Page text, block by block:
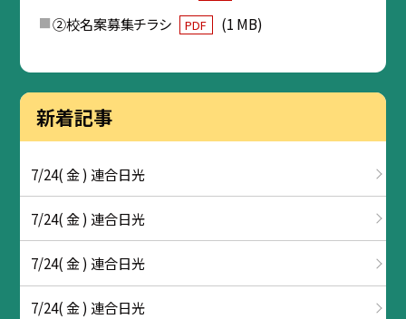
②校名案募集チラシ
PDF (1 MB)
新着記事
7/24( 金 ) 連合日光
7/24( 金 ) 連合日光
7/24( 金 ) 連合日光
7/24( 金 ) 連合日光